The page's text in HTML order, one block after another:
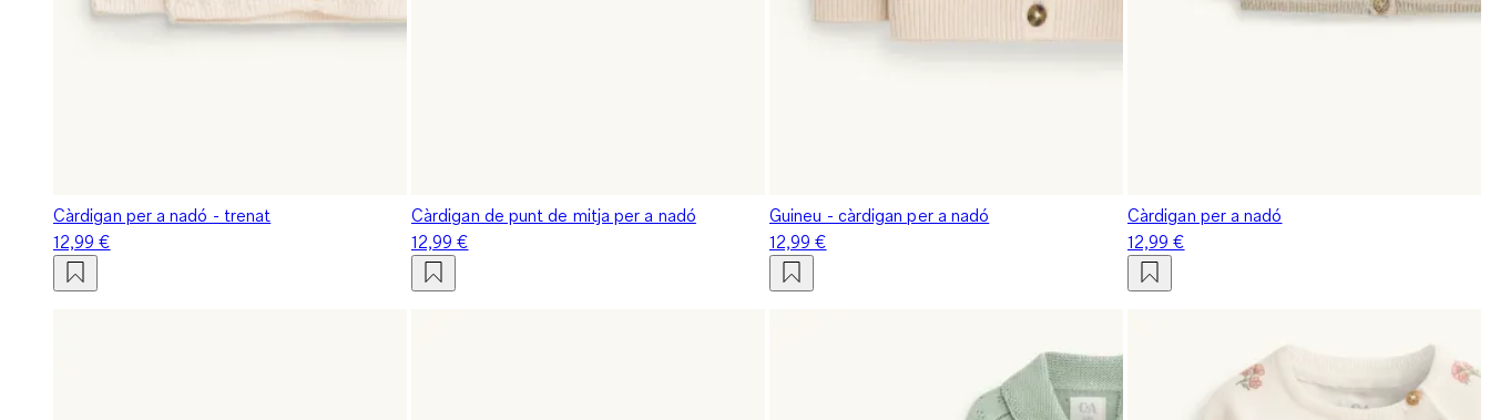
Càrdigan per a nadó - trenat
12,99 €
Càrdigan de punt de mitja per a nadó
12,99 €
Guineu - càrdigan per a nadó
12,99 €
Càrdigan per a nadó
12,99 €